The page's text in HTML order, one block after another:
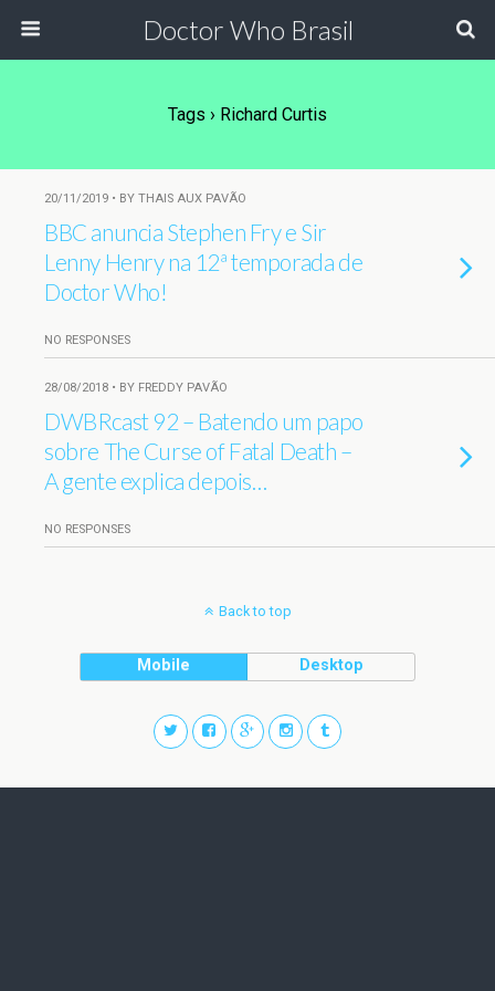
Doctor Who Brasil
Tags › Richard Curtis
20/11/2019 • BY THAIS AUX PAVÃO
BBC anuncia Stephen Fry e Sir
Lenny Henry na 12ª temporada de
Doctor Who!
NO RESPONSES
28/08/2018 • BY FREDDY PAVÃO
DWBRcast 92 – Batendo um papo
sobre The Curse of Fatal Death –
A gente explica depois…
NO RESPONSES
Back to top
Mobile Desktop